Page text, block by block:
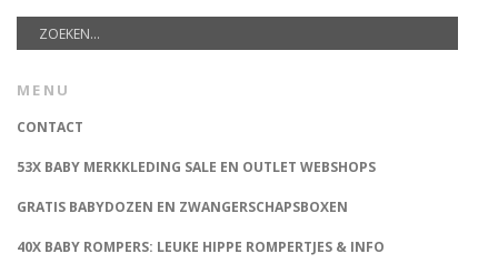
MENU
CONTACT
53X BABY MERKKLEDING SALE EN OUTLET WEBSHOPS
GRATIS BABYDOZEN EN ZWANGERSCHAPSBOXEN
40X BABY ROMPERS: LEUKE HIPPE ROMPERTJES & INFO